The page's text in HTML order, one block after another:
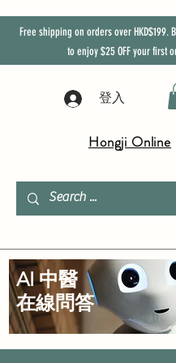
Free shipping on orders over HKD$199.
to enjoy$25 OFFyour first
登入
Hongji Online
AI 中醫
​在線問答